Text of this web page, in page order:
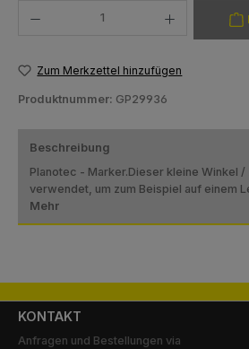
Zum Merkzettel hinzufügen
Produktnummer: GP29936
Beschreibung
Planotec - Marker.Dieser kleine Winkel
verwendet, um zum Beispiel auf einem
Mehr
KONTAKT
Anfragen und Bestellungen via